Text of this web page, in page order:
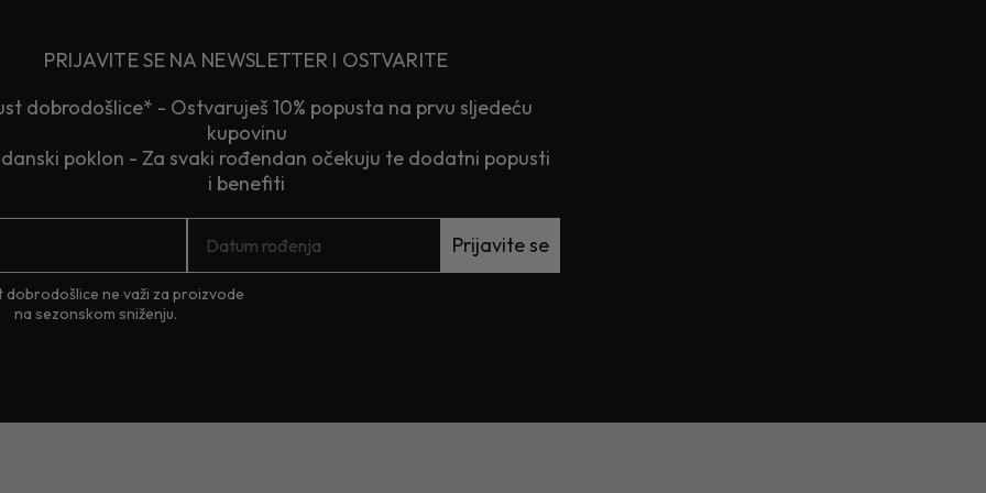
PRIJAVITE SE NA NEWSLETTER I OSTVARITE
dobrodošlice* - Ostvaruješ 10% popusta na prvu sljedeću
kupovinu
poklon - Za svaki rođendan očekuju te dodatni popusti
i benefiti
Prijavite se
dobrodošlice ne važi za proizvode
na sezonskom sniženju.